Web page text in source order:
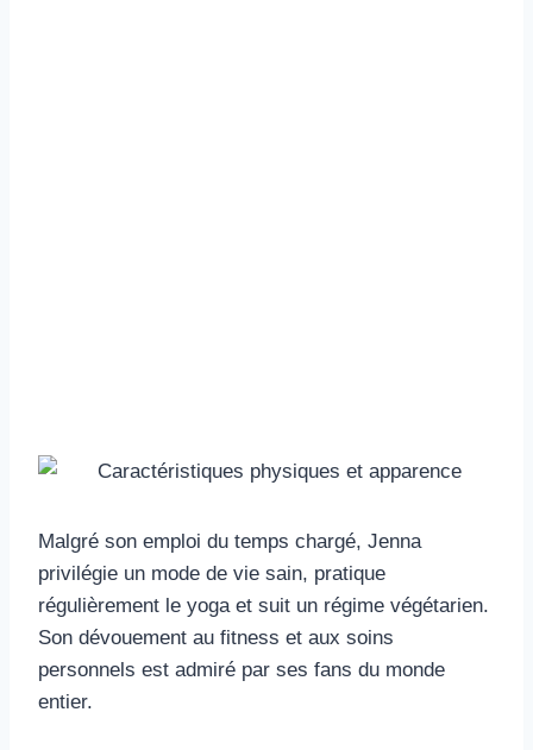
Malgré son emploi du temps chargé, Jenna
privilégie un mode de vie sain, pratique
régulièrement le yoga et suit un régime végétarien.
Son dévouement au fitness et aux soins
personnels est admiré par ses fans du monde
entier.